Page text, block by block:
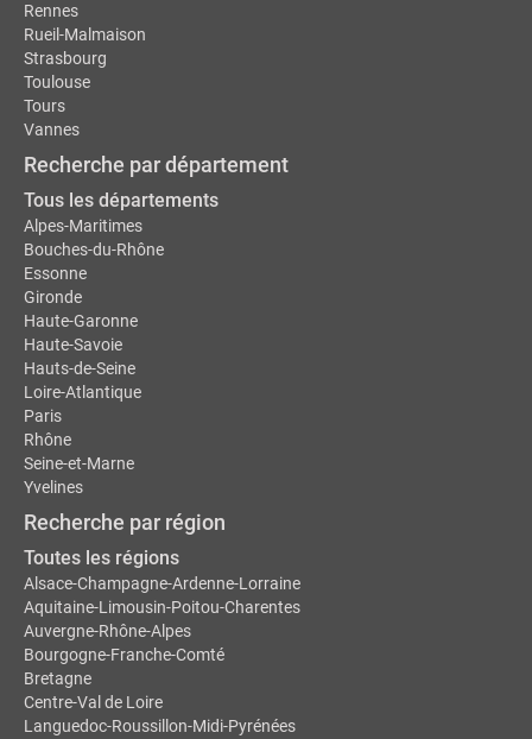
Rennes
Rueil-Malmaison
Strasbourg
Toulouse
Tours
Vannes
Recherche par département
Tous les départements
Alpes-Maritimes
Bouches-du-Rhône
Essonne
Gironde
Haute-Garonne
Haute-Savoie
Hauts-de-Seine
Loire-Atlantique
Paris
Rhône
Seine-et-Marne
Yvelines
Recherche par région
Toutes les régions
Alsace-Champagne-Ardenne-Lorraine
Aquitaine-Limousin-Poitou-Charentes
Auvergne-Rhône-Alpes
Bourgogne-Franche-Comté
Bretagne
Centre-Val de Loire
Languedoc-Roussillon-Midi-Pyrénées